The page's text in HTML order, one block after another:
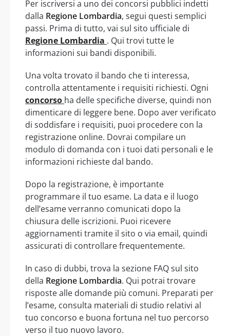
Per iscriversi a uno dei concorsi pubblici indetti
dalla Regione Lombardia, segui questi semplici
passi. Prima di tutto, vai sul sito ufficiale di
Regione Lombardia . Qui trovi tutte le
informazioni sui bandi disponibili.
Una volta trovato il bando che ti interessa,
controlla attentamente i requisiti richiesti. Ogni
concorso ha delle specifiche diverse, quindi non
dimenticare di leggere bene. Dopo aver verificato
di soddisfare i requisiti, puoi procedere con la
registrazione online. Dovrai compilare un
modulo di domanda con i tuoi dati personali e le
informazioni richieste dal bando.
Dopo la registrazione, è importante
programmare il tuo esame. La data e il luogo
dell’esame verranno comunicati dopo la
chiusura delle iscrizioni. Puoi ricevere
aggiornamenti tramite il sito o via email, quindi
assicurati di controllare frequentemente.
In caso di dubbi, trova la sezione FAQ sul sito
della Regione Lombardia. Qui potrai trovare
risposte alle domande più comuni. Preparati per
l’esame, consulta materiali di studio relativi al
tuo concorso e buona fortuna nel tuo percorso
verso il tuo nuovo lavoro.